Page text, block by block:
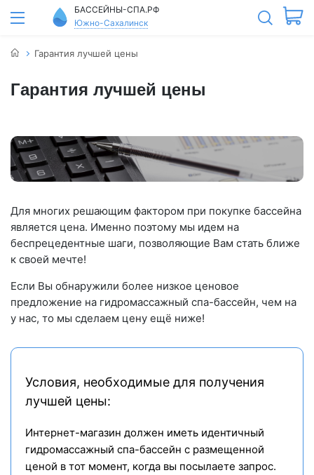
БАССЕЙНЫ-СПА.РФ
Южно-Сахалинск
Гарантия лучшей цены
Гарантия лучшей цены
Для многих решающим фактором при покупке бассейна
является цена. Именно поэтому мы идем на
беспрецедентные шаги, позволяющие Вам стать ближе
к своей мечте!
Если Вы обнаружили более низкое ценовое
предложение на гидромассажный спа-бассейн, чем на
у нас, то мы сделаем цену ещё ниже!
Условия, необходимые для получения
лучшей цены:
Интернет-магазин должен иметь идентичный
гидромассажный спа-бассейн с размещенной
ценой в тот момент, когда вы посылаете запрос.